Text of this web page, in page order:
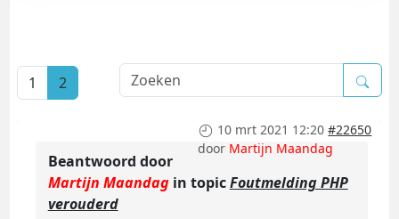
1 2
10 mrt 2021 12:20 #22650
door Martijn Maandag
Beantwoord door
Martijn Maandagin topicFoutmelding PHP
verouderd